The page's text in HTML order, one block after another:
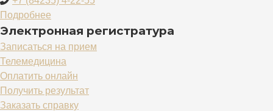
Подробнее
Электронная регистратура
Записаться на прием
Телемедицина
Оплатить онлайн
Получить результат
Заказать справку